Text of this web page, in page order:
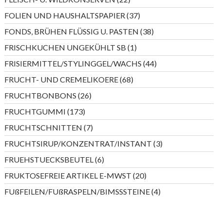
Produkte
FOLIEN UND HAUSHALTSPAPIER 3737
Produkte
FONDS, BRÜHEN FLÜSSIG U. PASTEN 3838
Produkte
FRISCHKUCHEN UNGEKÜHLT SB 11
Produkt
FRISIERMITTEL/STYLINGGEL/WACHS 4444
Produkte
FRUCHT- UND CREMELIKOERE 6868
Produkte
FRUCHTBONBONS 2626
Produkte
FRUCHTGUMMI 173173
Produkte
FRUCHTSCHNITTEN 77
Produkte
FRUCHTSIRUP/KONZENTRAT/INSTANT 33
Produkte
FRUEHSTUECKSBEUTEL 66
Produkte
FRUKTOSEFREIE ARTIKEL E-MWST 2020
Produkte
FUßFEILEN/FUßRASPELN/BIMSSSTEINE 44